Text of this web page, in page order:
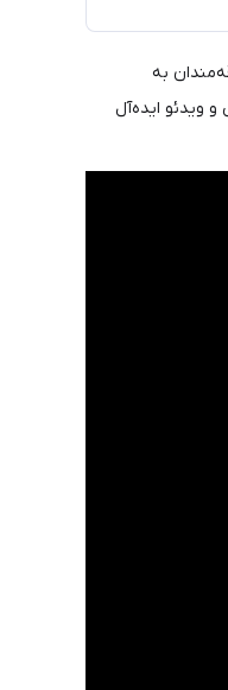
به
و ویرایش عکس و ویدئو ایده‌آل